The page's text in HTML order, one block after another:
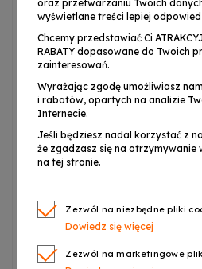
⭐ Praktyczny
koncertów,
nagraniowym
DNA PLS1sprawdzi się
podczas koncertów,imprez
mobilnych DJ-ów
W biurze można go wykorzystać
laptopa podczas prezentacji lub
domu będzieidealny do
oraz przetwarzaniu Twoich
wyświetlane treści lepiej
Chcemy przedstawiać Ci
RABATY dopasowane do Twoich
zainteresowań.
Wyrażając zgodę umożliwiasz
i rabatów, opartych na analizie
Internecie.
Jeśli będziesz nadal korzystać z
że zgadzasz się na otrzymywanie
na tej stronie.
Zezwól na niezbędne pliki
Dowiedz się więcej
Zezwól na marketingowe